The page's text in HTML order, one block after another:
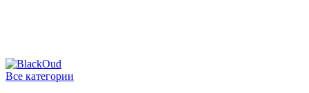
Все категории